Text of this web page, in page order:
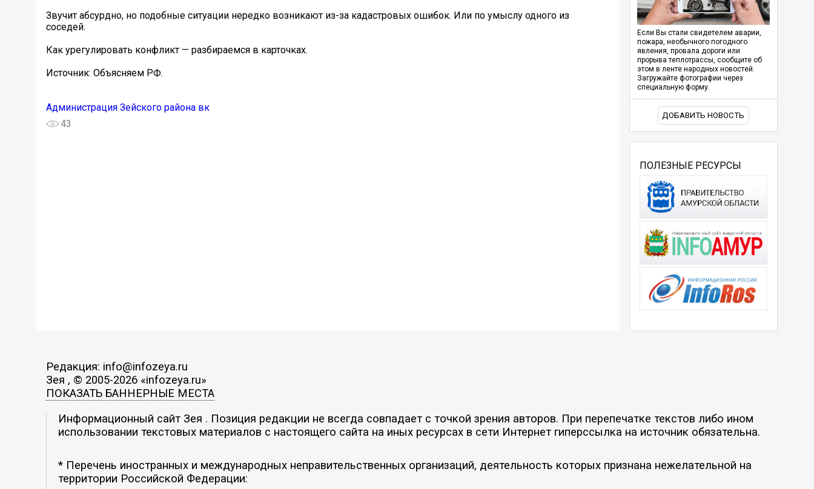
Звучит абсурдно, но подобные ситуации нередко возникают из-за кадастровых ошибок. Или по умыслу одного из
соседей.
Как урегулировать конфликт — разбираемся в карточках.
Источник: Объясняем РФ.
Администрация Зейского района вк
43
Если Вы стали свидетелем аварии,
пожара, необычного погодного
явления, провала дороги или
прорыва теплотрассы, сообщите об
этом в ленте народных новостей.
Загружайте фотографии через
специальную форму.
ДОБАВИТЬ НОВОСТЬ
ПОЛЕЗНЫЕ РЕСУРСЫ
Редакция: info@infozeya.ru
Зея , © 2005-2026 «infozeya.ru»
ПОКАЗАТЬ БАННЕРНЫЕ МЕСТА
Информационный сайт Зея . Позиция редакции не всегда совпадает с точкой зрения авторов. При перепечатке текстов либо ином
использовании текстовых материалов с настоящего сайта на иных ресурсах в сети Интернет гиперссылка на источник обязательна.
* Перечень иностранных и международных неправительственных организаций, деятельность которых признана нежелательной на
территории Российской Федерации: